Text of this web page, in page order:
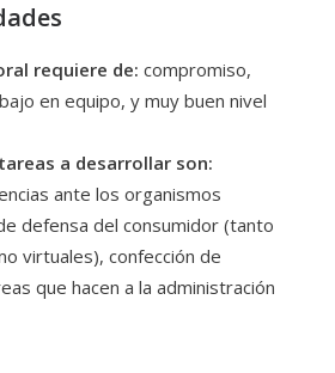
requiere de: compromiso,
en equipo, y muy buen nivel
tareas a desarrollar son:
ante los organismos
defensa del consumidor (tanto
virtuales), confección de
que hacen a la administración